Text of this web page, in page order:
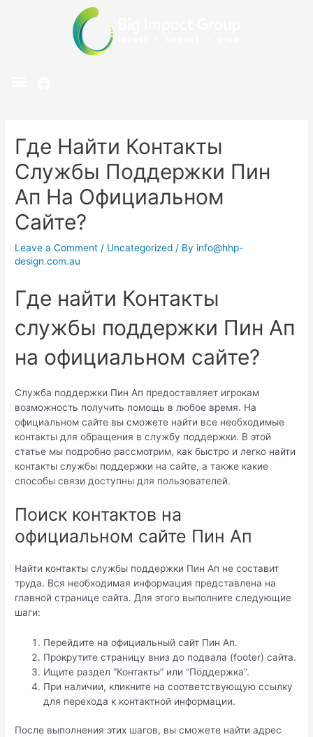
Где Найти Контакты
Службы Поддержки Пин
Ап На Официальном
Сайте?
Leave a Comment / Uncategorized / By info@hhp-
design.com.au
Где найти Контакты
службы поддержки Пин Ап
на официальном сайте?
Служба поддержки Пин Ап предоставляет игрокам
возможность получить помощь в любое время. На
официальном сайте вы сможете найти все необходимые
контакты для обращения в службу поддержки. В этой
статье мы подробно рассмотрим, как быстро и легко найти
контакты службы поддержки на сайте, а также какие
способы связи доступны для пользователей.
Поиск контактов на
официальном сайте Пин Ап
Найти контакты службы поддержки Пин Ап не составит
труда. Вся необходимая информация представлена на
главной странице сайта. Для этого выполните следующие
шаги:
Перейдите на официальный сайт Пин Ап.
Прокрутите страницу вниз до подвала (footer) сайта.
Ищите раздел “Контакты” или “Поддержка”.
При наличии, кликните на соответствующую ссылку
для перехода к контактной информации.
После выполнения этих шагов, вы сможете найти адрес